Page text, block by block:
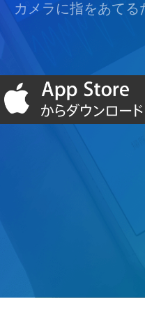
カメラに指をあて